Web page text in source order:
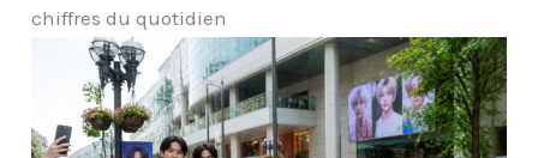
chiffres du quotidien